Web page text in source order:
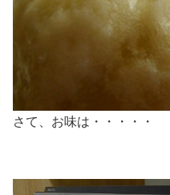
さて、お味は・・・・・